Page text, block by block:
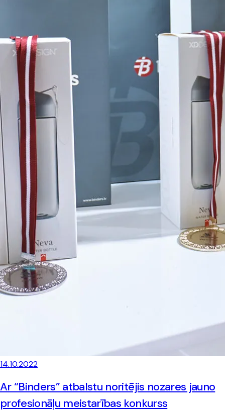
14.10.2022
Ar “Binders” atbalstu noritējis nozares jauno
profesionāļu meistarības konkurss